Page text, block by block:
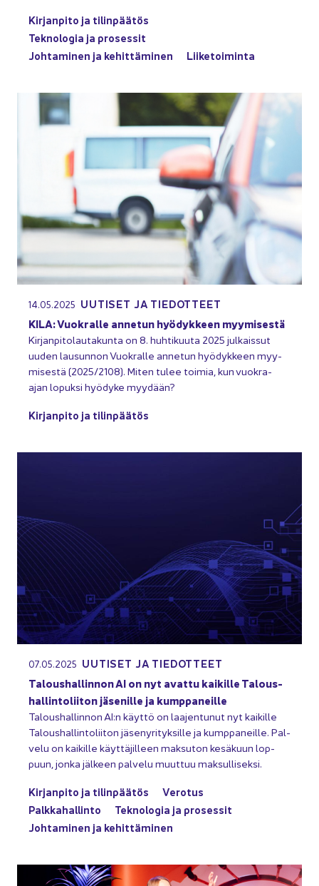
Kir­jan­pi­to ja ti­lin­pää­tös
Tek­no­lo­gia ja pro­ses­sit
Joh­ta­mi­nen ja ke­hit­tä­mi­nen
Lii­ke­toi­min­ta
14.05.2025 UU­TI­SET JA TIE­DOT­TEET
KILA: Vuo­kral­le an­ne­tun hyö­dyk­keen myy­mi­ses­tä
Kir­jan­pi­to­lau­ta­kun­ta on 8. huh­ti­kuu­ta 2025 jul­kais­sut
uuden lausun­non Vuo­kral­le an­ne­tun hyö­dyk­keen myy­
mi­ses­tä (2025/2108). Miten tulee toi­mia, kun vuokra-​
ajan lo­puk­si hyö­dy­ke myy­dään?
Kir­jan­pi­to ja ti­lin­pää­tös
07.05.2025 UU­TI­SET JA TIE­DOT­TEET
Ta­lous­hal­lin­non AI on nyt avat­tu kai­kil­le Ta­lous­
hal­lin­to­lii­ton jä­se­nil­le ja kump­pa­neil­le
Ta­lous­hal­lin­non AI:n käyt­tö on laa­jen­tu­nut nyt kai­kil­le
Ta­lous­hal­lin­to­lii­ton jä­se­ny­ri­tyk­sil­le ja kump­pa­neil­le. Pal­
ve­lu on kai­kil­le käyt­tä­jil­leen mak­su­ton ke­sä­kuun lop­
puun, jonka jäl­keen pal­ve­lu muut­tuu mak­sul­li­sek­si.
Kir­jan­pi­to ja ti­lin­pää­tös
Ve­ro­tus
Palk­ka­hal­lin­to
Tek­no­lo­gia ja pro­ses­sit
Joh­ta­mi­nen ja ke­hit­tä­mi­nen